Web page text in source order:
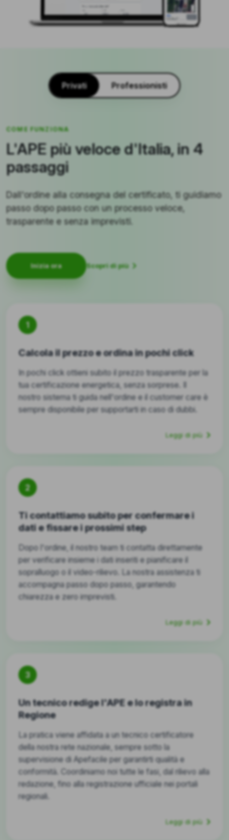
Privati Professionisti
COME FUNZIONA
L'APE più veloce d'Italia, in 4
passaggi
Dall'ordine alla consegna del certificato, ti guidiamo
passo dopo passo con un processo veloce,
trasparente e senza imprevisti.
Inizia ora Scopri di più
1
Calcola il prezzo e ordina in pochi click
In pochi click ottieni subito il prezzo trasparente per la
tua certificazione energetica, senza sorprese. Il
nostro sistema ti guida nell'ordine e il customer care è
sempre disponibile per supportarti in caso di dubbi.
Leggi di più
2
Ti contattiamo subito per confermare i
dati e fissare i prossimi step
Dopo l'ordine, il nostro team ti contatta direttamente
per verificare insieme i dati inseriti e pianificare il
sopralluogo o il video-rilievo. La nostra assistenza ti
accompagna passo dopo passo, garantendo
chiarezza e zero imprevisti.
Leggi di più
3
Un tecnico redige l'APE e lo registra in
Regione
La pratica viene affidata a un tecnico certificatore
della nostra rete nazionale, sempre sotto la
supervisione di Apefacile per garantirti qualità e
conformità. Coordiniamo noi tutte le fasi, dal rilievo alla
redazione, fino alla registrazione ufficiale nei portali
regionali.
Leggi di più